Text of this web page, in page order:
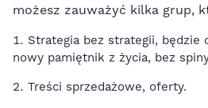
możesz zauważyć kilka grup,
Strategia bez strategii, będzie
nowy pamiętnik z życia, bez
Treści sprzedażowe, oferty.